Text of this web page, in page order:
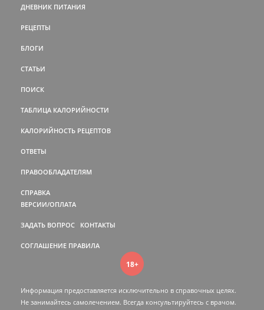
ДНЕВНИК ПИТАНИЯ
РЕЦЕПТЫ
БЛОГИ
СТАТЬИ
ПОИСК
ТАБЛИЦА КАЛОРИЙНОСТИ
КАЛОРИЙНОСТЬ РЕЦЕПТОВ
ОТВЕТЫ
ПРАВООБЛАДАТЕЛЯМ
СПРАВКА
ВЕРСИИ/ОПЛАТА
ЗАДАТЬ ВОПРОС КОНТАКТЫ
СОГЛАШЕНИЕ ПРАВИЛА
18+
Информация предоставляется исключительно в справочных целях.
Не занимайтесь самолечением. Всегда консультируйтесь c врачом.